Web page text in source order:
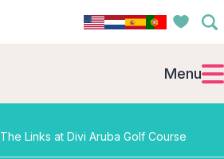
Menu
The Links at Divi Aruba Golf Course